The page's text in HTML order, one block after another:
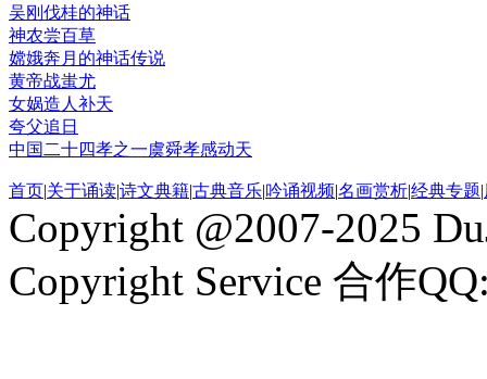
吴刚伐桂的神话
神农尝百草
嫦娥奔月的神话传说
黄帝战蚩尤
女娲造人补天
夸父追日
中国二十四孝之一虞舜孝感动天
首页|关于诵读|诗文典籍|古典音乐|吟诵视频|名画赏析|经典专题|
Copyright @2007-2025
Copyright Service 合作